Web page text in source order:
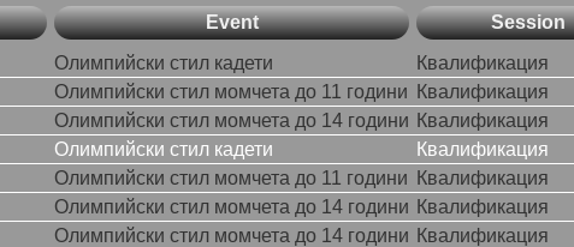
Event Session
Олимпийски стил кадети
Квалификация
Олимпийски стил момчета до 11 години
Квалификация
Олимпийски стил момчета до 14 години Квалификация
Олимпийски стил кадети
Квалификация
Олимпийски стил момчета до 11 години
Квалификация
Олимпийски стил момчета до 14 години Квалификация
Олимпийски стил момчета до 14 години Квалификация